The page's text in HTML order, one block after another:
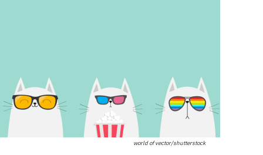
world of vector/shutterstock